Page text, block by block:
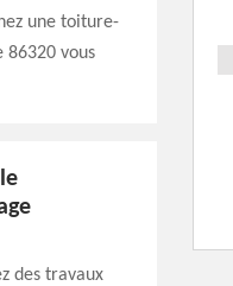
une toiture-
vous
des travaux